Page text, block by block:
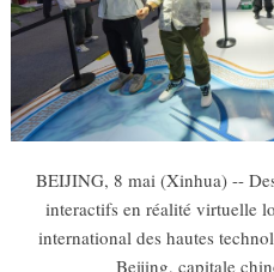
BEIJING, 8 mai (Xinhua) --
interactifs en réalité virtuelle
international des hautes
Beijing, capitale